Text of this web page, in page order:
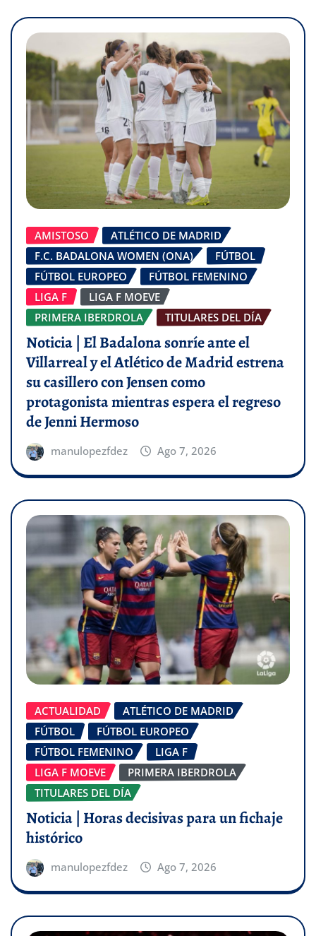
AMISTOSO
ATLÉTICO DE MADRID
F.C. BADALONA WOMEN (ONA)
FÚTBOL
FÚTBOL EUROPEO
FÚTBOL FEMENINO
LIGA F
LIGA F MOEVE
PRIMERA IBERDROLA
TITULARES DEL DÍA
Noticia | El Badalona sonríe ante el
Villarreal y el Atlético de Madrid estrena
su casillero con Jensen como
protagonista mientras espera el regreso
de Jenni Hermoso
manulopezfdez Ago 7, 2026
ACTUALIDAD
ATLÉTICO DE MADRID
FÚTBOL
FÚTBOL EUROPEO
FÚTBOL FEMENINO
LIGA F
LIGA F MOEVE
PRIMERA IBERDROLA
TITULARES DEL DÍA
Noticia | Horas decisivas para un fichaje
histórico
manulopezfdez Ago 7, 2026